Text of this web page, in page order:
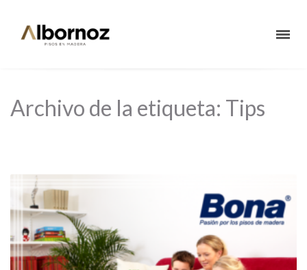
Archivo de la etiqueta: Tips